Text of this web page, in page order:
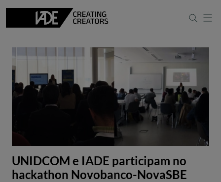
UNIDCOM e IADE participam no
hackathon Novobanco-NovaSBE